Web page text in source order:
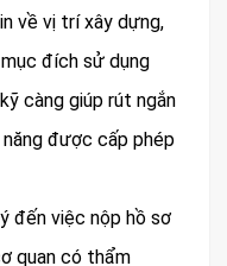
về vị trí xây dựng,
đích sử dụng
càng giúp rút ngắn
được cấp phép
đến việc nộp hồ sơ
quan có thẩm